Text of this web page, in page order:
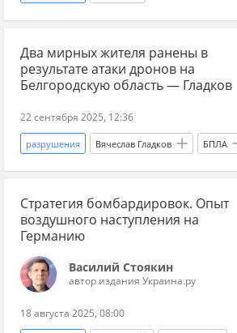
ракетные удары по Украине
Херсонская область
сводка боевых действий на Украине
Два мирных жителя ранены в
результате атаки дронов на
Белгородскую область — Гладков
22 сентября 2025, 12:36
разрушения Вячеслав Гладков БПЛА
атака атака Украины сегодня
Белгородская область ранение СВО
дзен новости СВО
Главные новости
Стратегия бомбардировок. Опыт
воздушного наступления на
Германию
Василий Стоякин
автор издания Украина.ру
18 августа 2025, 08:00